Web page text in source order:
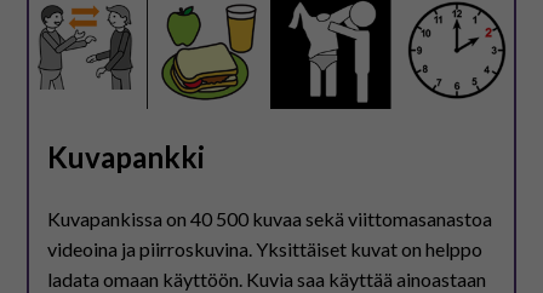
Kuvapankki
Kuvapankissa on 40 500 kuvaa sekä viittomasanastoa
videoina ja piirroskuvina. Yksittäiset kuvat on helppo
ladata omaan käyttöön. Kuvia saa käyttää ainoastaan